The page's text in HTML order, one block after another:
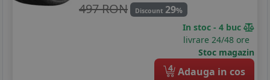
497 RON Discount 29%
In stoc - 4 buc
livrare 24/48 ore
Stoc magazin
4 Adauga in cos